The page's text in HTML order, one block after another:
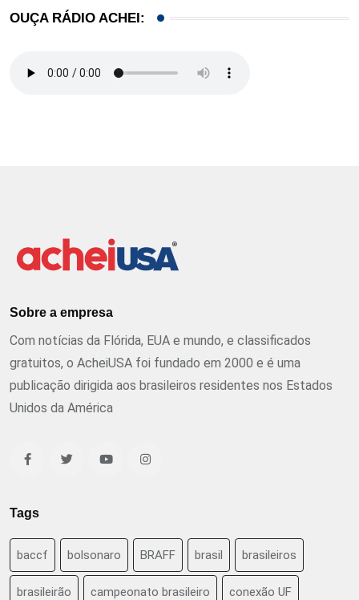
OUÇA RÁDIO ACHEI:
Sobre a empresa
Com notícias da Flórida, EUA e mundo, e classificados
gratuitos, o AcheiUSA foi fundado em 2000 e é uma
publicação dirigida aos brasileiros residentes nos Estados
Unidos da América
Tags
baccf bolsonaro BRAFF brasil brasileiros
brasileirão campeonato brasileiro conexão UF